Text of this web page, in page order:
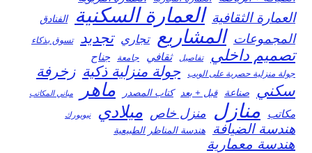
العمارة الثقافية العمارة السكنية الفنادق
المجموعات المشاريع تجاري تجديد تسوق بذكاء
تصميم داخلي تفاصيل ثقافي جامعة جناح
جولة منزلية حصرية على الويب جولة منزلية ذكية زخرفة
سكني صناعة قبل + بعد كتاب المصدر ماهر مباني المكاتب
مكاتب منازل منزل خاص ميلادي نيويورك
هندسة الضيافة هندسة المناظر الطبيعية
هندسة معمارية